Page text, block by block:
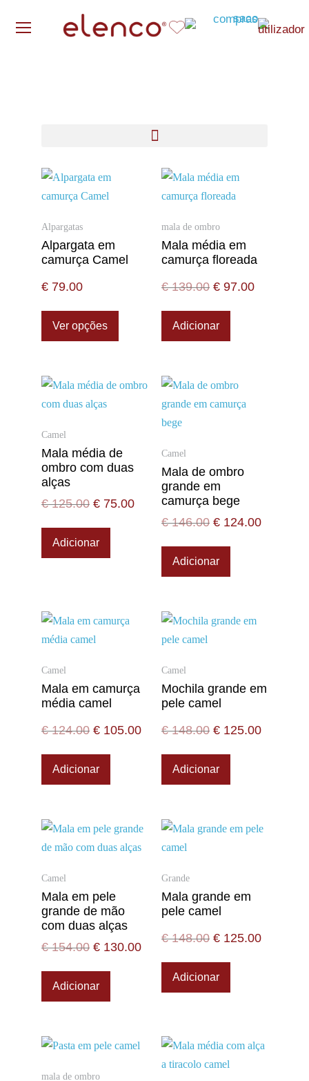
Alpargatas
Alpargata em
camurça Camel
€ 79.00
Ver opções
mala de ombro
Mala média em
camurça floreada
€139.00 € 97.00
Adicionar
Camel
Mala média de
ombro com duas
alças
€125.00 € 75.00
Adicionar
Camel
Mala de ombro
grande em
camurça bege
€146.00 € 124.00
Adicionar
Camel
Mala em camurça
média camel
€124.00 € 105.00
Adicionar
Camel
Mochila grande em
pele camel
€148.00 € 125.00
Adicionar
Camel
Mala em pele
grande de mão
com duas alças
€154.00 € 130.00
Adicionar
Grande
Mala grande em
pele camel
€148.00 € 125.00
Adicionar
mala de ombro